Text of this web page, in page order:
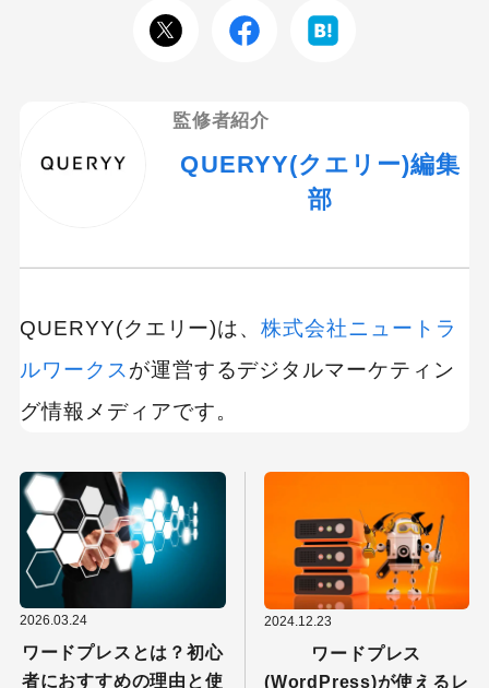
監修者紹介
QUERYY(クエリー)編集
部
QUERYY(クエリー)は、株式会社ニュートラ
ルワークスが運営するデジタルマーケティン
グ情報メディアです。
2026.03.24
ワードプレスとは？初心
者におすすめの理由と使
2024.12.23
ワードプレス
(WordPress)が使えるレ